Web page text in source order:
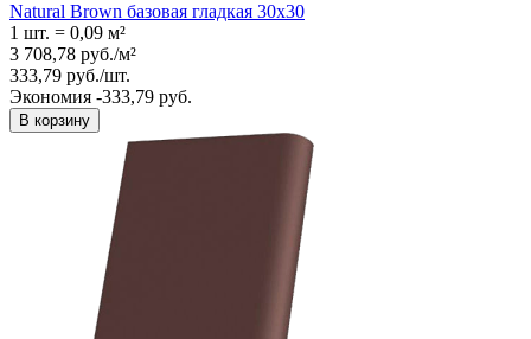
Natural Brown базовая гладкая 30x30
1 шт. = 0,09 м²
3 708,78 руб./м²
333,79 руб./шт.
Экономия -333,79 руб.
В корзину